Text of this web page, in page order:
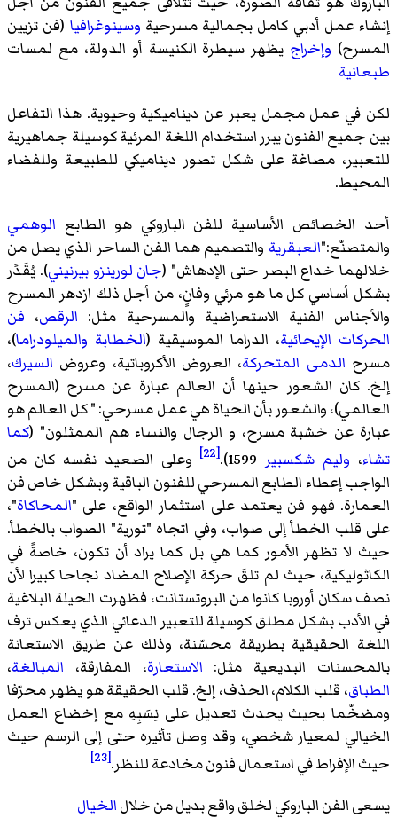
إنشاء عمل أدبي كامل بجمالية مسرحية وسينوغرافيا (فن تزيين
المسرح) وإخراج يظهر سيطرة الكنيسة أو الدولة، مع لمسات
طبعانية
لكن في عمل مجمل يعبر عن ديناميكية وحيوية. هذا التفاعل
بين جميع الفنون يبرر استخدام اللغة المرئية كوسيلة جماهيرية
للتعبير، مصاغة على شكل تصور ديناميكي للطبيعة وللفضاء
المحيط.
أحد الخصائص الأساسية للفن الباروكي هو الطابع الوهمي
والمتصنّع:"العبقرية والتصميم هما الفن الساحر الذي يصل من
خلالهما خداع البصر حتى الإدهاش" (جان لورينزو بيرنيني). يُقَدًر
بشكل أساسي كل ما هو مرئي وفانٍ، من أجل ذلك ازدهر المسرح
والأجناس الفنية الاستعراضية والمسرحية مثل: الرقص، فن
الحركات الإيحائية، الدراما الموسيقية (الخطابة والميلودراما)،
مسرح الدمى المتحركة، العروض الأكروباتية، وعروض السيرك،
إلخ. كان الشعور حينها أن العالم عبارة عن مسرح (المسرح
العالمي)، والشعور بأن الحياة هي عمل مسرحي: " كل العالم هو
عبارة عن خشبة مسرح، و الرجال والنساء هم الممثلون" (كما
تشاء، وليم شكسبير [22]
وعلى الصعيد نفسه كان من
الواجب إعطاء الطابع المسرحي للفنون الباقية وبشكل خاص فن
العمارة. فهو فن يعتمد على استثمار الواقع، على "المحاكاة"،
على قلب الخطأ إلى صواب، وفي اتجاه "تورية" الصواب بالخطأ.
حيث لا تظهر الأمور كما هي بل كما يراد أن تكون، خاصةً في
الكاثوليكية، حيث لم تلقَ حركة الإصلاح المضاد نجاحا كبيرا لأن
نصف سكان أوروبا كانوا من البروتستانت، فظهرت الحيلة البلاغية
في الأدب بشكل مطلق كوسيلة للتعبير الدعائي الذي يعكس ترف
اللغة الحقيقية بطريقة محسّنة، وذلك عن طريق الاستعانة
بالمحسنات البديعية مثل: الاستعارة، المفارقة، المبالغة،
الطباق، قلب الكلام، الحذف، إلخ. قلب الحقيقة هو يظهر محرّفا
ومضخّما بحيث يحدث تعديل على نِسَبِهِ مع إخضاع العمل
الخيالي لمعيار شخصي، وقد وصل تأثيره حتى إلى الرسم حيث
حيث الإفراط في استعمال فنون مخادعة للنظر.[23]
يسعى الفن الباروكي لخلق واقع بديل من خلالالخيال